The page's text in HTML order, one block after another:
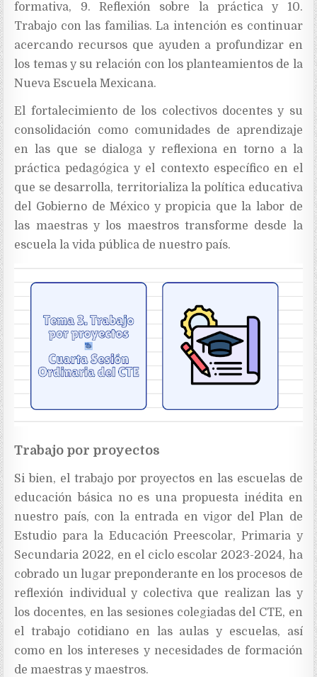
formativa, 9. Reflexión sobre la práctica y 10.
Trabajo con las familias. La intención es continuar
acercando recursos que ayuden a profundizar en
los temas y su relación con los planteamientos de la
Nueva Escuela Mexicana.
El fortalecimiento de los colectivos docentes y su
consolidación como comunidades de aprendizaje
en las que se dialoga y reflexiona en torno a la
práctica pedagógica y el contexto específico en el
que se desarrolla, territorializa la política educativa
del Gobierno de México y propicia que la labor de
las maestras y los maestros transforme desde la
escuela la vida pública de nuestro país.
Trabajo por proyectos
Si bien, el trabajo por proyectos en las escuelas de
educación básica no es una propuesta inédita en
nuestro país, con la entrada en vigor del Plan de
Estudio para la Educación Preescolar, Primaria y
Secundaria 2022, en el ciclo escolar 2023-2024, ha
cobrado un lugar preponderante en los procesos de
reflexión individual y colectiva que realizan las y
los docentes, en las sesiones colegiadas del CTE, en
el trabajo cotidiano en las aulas y escuelas, así
como en los intereses y necesidades de formación
de maestras y maestros.